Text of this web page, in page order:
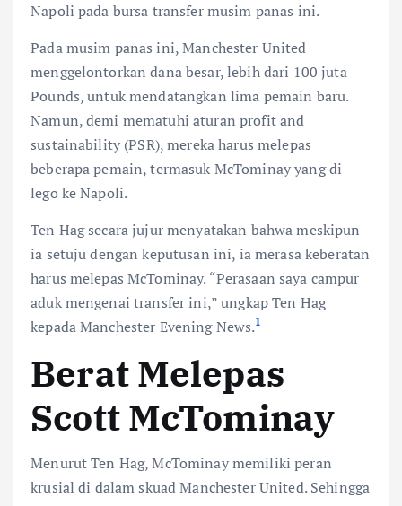
Napoli pada bursa transfer musim panas ini.
Pada musim panas ini, Manchester United
menggelontorkan dana besar, lebih dari 100 juta
Pounds, untuk mendatangkan lima pemain baru.
Namun, demi mematuhi aturan profit and
sustainability (PSR), mereka harus melepas
beberapa pemain, termasuk McTominay yang di
lego ke Napoli.
Ten Hag secara jujur menyatakan bahwa meskipun
ia setuju dengan keputusan ini, ia merasa keberatan
harus melepas McTominay. “Perasaan saya campur
aduk mengenai transfer ini,” ungkap Ten Hag
kepada Manchester Evening News.1
Berat Melepas
Scott McTominay
Menurut Ten Hag, McTominay memiliki peran
krusial di dalam skuad Manchester United. Sehingga